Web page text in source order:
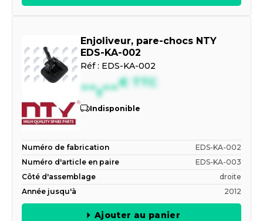
Enjoliveur, pare-chocs NTY
EDS-KA-002
Réf : EDS-KA-002
--,--€ TTC
Indisponible
Numéro de fabrication
EDS-KA-002
Numéro d'article en paire
EDS-KA-003
Côté d'assemblage
droite
Année jusqu'à
2012
Ajouter au panier